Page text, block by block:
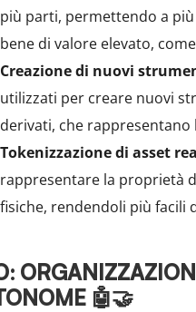
più parti, permettendo a
bene di valore elevato,
Creazione di nuovi
utilizzati per creare nuovi
derivati, che
Tokenizzazione di asset
rappresentare la proprietà
fisiche, rendendoli più facili
🤖🤝